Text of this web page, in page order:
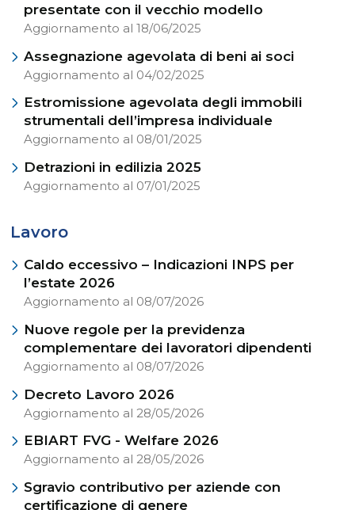
presentate con il vecchio modello
Aggiornamento al 18/06/2025
Assegnazione agevolata di beni ai soci
Aggiornamento al 04/02/2025
Estromissione agevolata degli immobili
strumentali dell’impresa individuale
Aggiornamento al 08/01/2025
Detrazioni in edilizia 2025
Aggiornamento al 07/01/2025
Lavoro
Caldo eccessivo – Indicazioni INPS per
l’estate 2026
Aggiornamento al 08/07/2026
Nuove regole per la previdenza
complementare dei lavoratori dipendenti
Aggiornamento al 08/07/2026
Decreto Lavoro 2026
Aggiornamento al 28/05/2026
EBIART FVG - Welfare 2026
Aggiornamento al 28/05/2026
Sgravio contributivo per aziende con
certificazione di genere